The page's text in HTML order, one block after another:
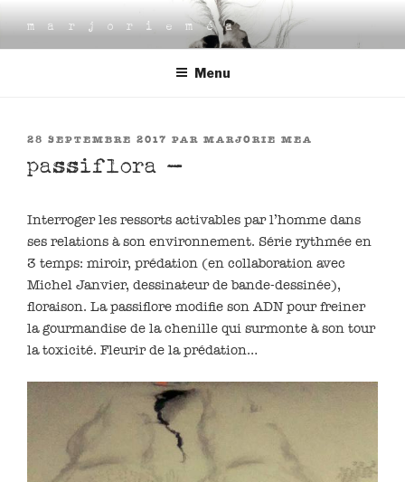
Aller
contenu
marjorieméa
Menu
PUBLIÉ
28 SEPTEMBRE 2017 PAR MARJORIE MEA
passiflora –
Interroger les ressorts activables par l’homme dans
ses relations à son environnement. Série rythmée en
3 temps: miroir, prédation (en collaboration avec
Michel Janvier, dessinateur de bande-dessinée),
floraison. La passiflore modifie son ADN pour freiner
la gourmandise de la chenille qui surmonte à son tour
la toxicité. Fleurir de la prédation…